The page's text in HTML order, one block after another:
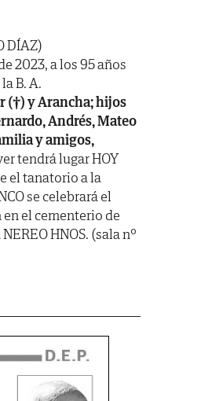
DÍAZ)
2023, a los 95 años
B. A.
(†) y Arancha; hijos
Andrés, Mateo
y amigos,
tendrá lugar HOY
el tanatorio a la
se celebrará el
el cementerio de
HNOS. (sala nº